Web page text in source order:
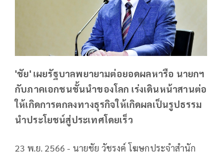
'ชัย' เผยรัฐบาลพยายามต่อยอดผลหารือ นายกฯ
กับภาคเอกชนชั้นนำของโลก เร่งเดินหน้าสานต่อ
ให้เกิดการตกลงทางธุรกิจให้เกิดผลเป็นรูปธรรม
นำประโยชน์สู่ประเทศโดยเร็ว
23 พ.ย. 2566 - นายชัย วัชรงค์ โฆษกประจำสำนัก